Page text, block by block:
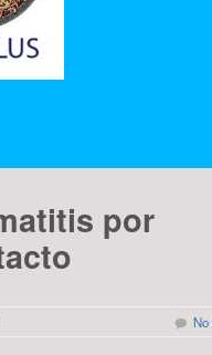
por
No